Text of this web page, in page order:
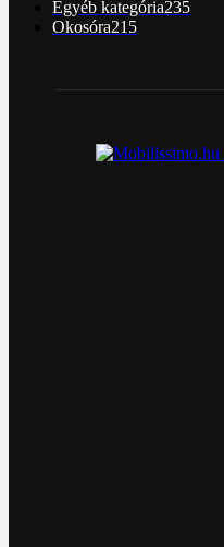
Egyéb kategória235
Okosóra215